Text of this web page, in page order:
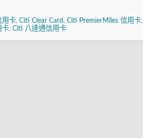
用卡, Citi Clear Card , Citi PremierMiles 信用卡,
卡, Citi 八達通信用卡